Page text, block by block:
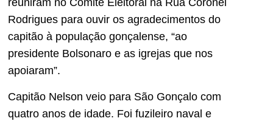
reuniram no Comitê Eleitoral na Rua Coronel
Rodrigues para ouvir os agradecimentos do
capitão à população gonçalense, “ao
presidente Bolsonaro e as igrejas que nos
apoiaram”.
Capitão Nelson veio para São Gonçalo com
quatro anos de idade. Foi fuzileiro naval e